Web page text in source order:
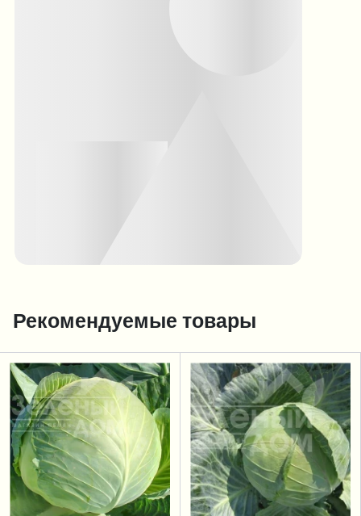
Рекомендуемые товары